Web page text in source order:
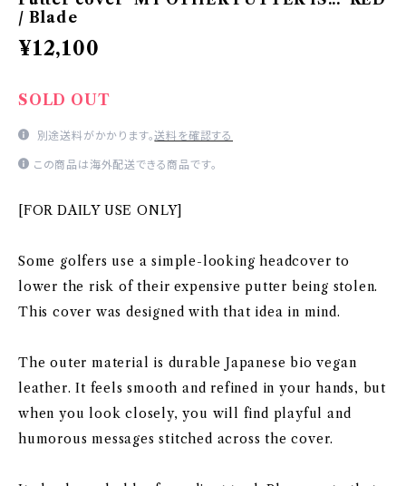
/ Blade
¥12,100
SOLD OUT
別途送料がかかります。送料を確認する
この商品は海外配送できる商品です。
[FOR DAILY USE ONLY]
Some golfers use a simple-looking headcover to
lower the risk of their expensive putter being stolen.
This cover was designed with that idea in mind.
The outer material is durable Japanese bio vegan
leather. It feels smooth and refined in your hands, but
when you look closely, you will find playful and
humorous messages stitched across the cover.